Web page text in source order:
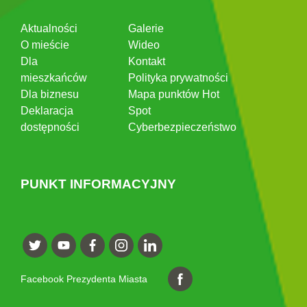
Aktualności
O mieście
Dla
mieszkańców
Dla biznesu
Deklaracja
dostępności
Galerie
Wideo
Kontakt
Polityka prywatności
Mapa punktów Hot
Spot
Cyberbezpieczeństwo
PUNKT INFORMACYJNY
Facebook Prezydenta Miasta